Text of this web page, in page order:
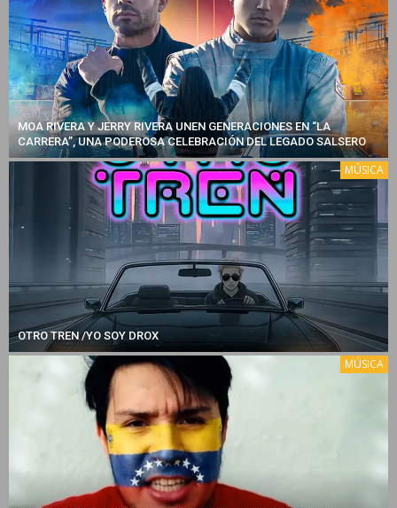
MOA RIVERA Y JERRY RIVERA UNEN GENERACIONES EN “LA
CARRERA”, UNA PODEROSA CELEBRACIÓN DEL LEGADO SALSERO
MÚSICA
OTRO TREN /YO SOY DROX
MÚSICA